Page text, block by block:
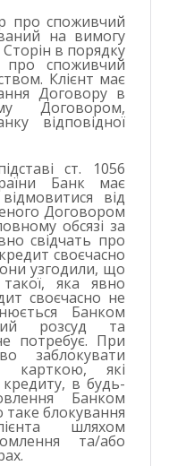
про споживчий
на вимогу
Сторін в порядку
про споживчий
Клієнт має
Договору в
Договором,
відповідної
ст. 1056
Банк має
від
Договором
обсязі за
свідчать про
своєчасно
узгодили, що
яка явно
своєчасно не
Банком
розсуд та
потребує. При
заблокувати
карткою, які
в будь-
Банком
таке блокування
шляхом
та/або